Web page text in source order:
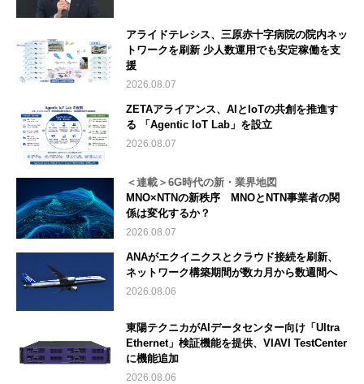
アライドテレシス、三原赤十字病院の院内ネッ
トワークを刷新 少人数運用でも安定稼働を支
援
2026.08.07
ZETAアライアンス、AIとIoTの共創を推進す
る 「Agentic IoT Lab」を設立
2026.08.07
＜連載＞6G時代の新・業界地図
MNO×NTNの新秩序 MNOとNTN事業者の関
係は変化するか？
2026.08.07
ANAがエクイニクスとクラウド接続を刷新、
ネットワーク構築期間が数カ月から数週間へ
2026.08.06
東陽テクニカがAIデータセンター向け「Ultra
Ethernet」検証機能を提供、VIAVI TestCenter
に機能追加
2026.08.06